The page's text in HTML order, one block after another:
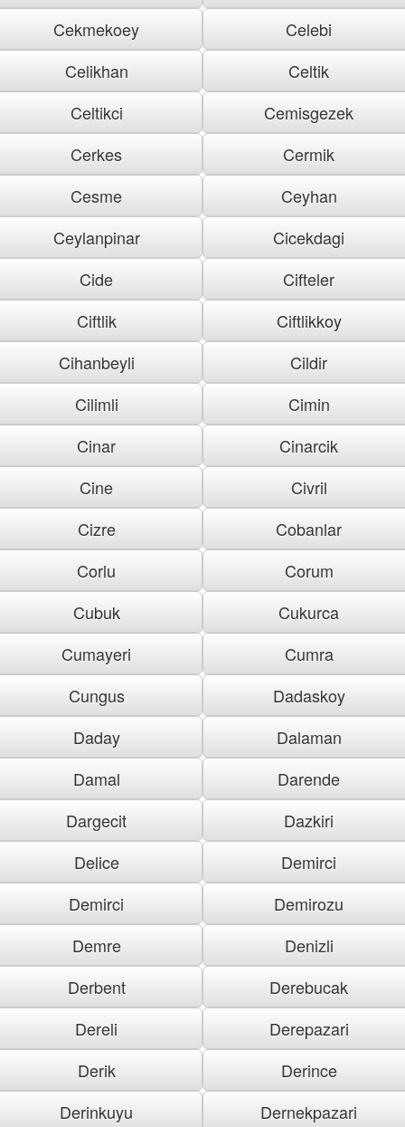
Cekmekoey
Celebi
Celikhan
Celtik
Celtikci
Cemisgezek
Cerkes
Cermik
Cesme
Ceyhan
Ceylanpinar
Cicekdagi
Cide
Cifteler
Ciftlik
Ciftlikkoy
Cihanbeyli
Cildir
Cilimli
Cimin
Cinar
Cinarcik
Cine
Civril
Cizre
Cobanlar
Corlu
Corum
Cubuk
Cukurca
Cumayeri
Cumra
Cungus
Dadaskoy
Daday
Dalaman
Damal
Darende
Dargecit
Dazkiri
Delice
Demirci
Demirci
Demirozu
Demre
Denizli
Derbent
Derebucak
Dereli
Derepazari
Derik
Derince
Derinkuyu
Dernekpazari